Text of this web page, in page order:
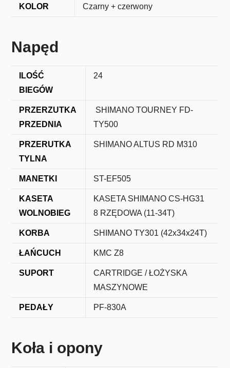
KOLOR Czarny + czerwony
Napęd
ILOŚĆ
BIEGÓW
24
PRZERZUTKA
PRZEDNIA
SHIMANO TOURNEY FD-
TY500
PRZERUTKA
TYLNA
SHIMANO ALTUS RD M310
MANETKI ST-EF505
KASETA
WOLNOBIEG
KASETA SHIMANO CS-HG31
8 RZĘDOWA (11-34T)
KORBA SHIMANO TY301 (42x34x24T)
ŁAŃCUCH KMC Z8
SUPORT
CARTRIDGE / ŁOŻYSKA
MASZYNOWE
PEDAŁY PF-830A
Koła i opony